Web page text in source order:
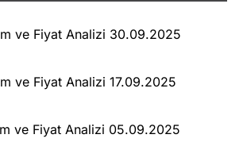
ve Fiyat Analizi 30.09.2025
ve Fiyat Analizi 17.09.2025
ve Fiyat Analizi 05.09.2025